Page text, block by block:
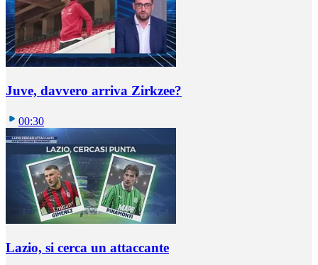
Juve, davvero arriva Zirkzee?
00:30
Lazio, si cerca un attaccante